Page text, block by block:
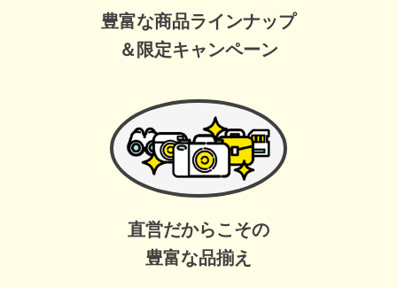
豊富な商品ラインナップ
＆限定キャンペーン
直営だからこその
豊富な品揃え